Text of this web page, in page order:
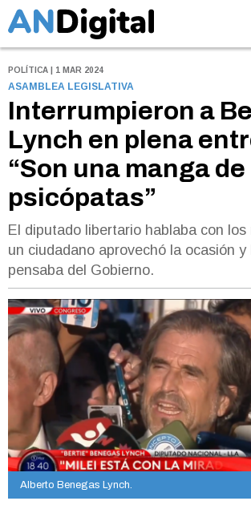
POLÍTICA | 1 MAR 2024
ASAMBLEA LEGISLATIVA
Interrumpieron a
Lynch en plena
“Son una manga de
psicópatas”
El diputado libertario hablaba con
un ciudadano aprovechó la ocasión y
pensaba del Gobierno.
Alberto Benegas Lynch.